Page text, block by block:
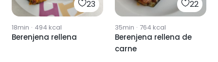
23
18min · 494 kcal
Berenjena rellena
22
35min · 764 kcal
Berenjena rellena de
carne